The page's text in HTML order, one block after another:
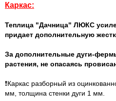
Каркас:
Теплица "Дачница" ЛЮКС
придает дополнительную
За дополнительные дуги-
растения, не опасаясь
❗Каркас разборный из
мм, толщина стенки дуги 1 мм.